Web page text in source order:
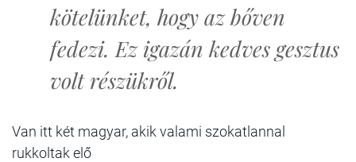
kötelünket, hogy az bőven
fedezi. Ez igazán kedves gesztus
volt részükről.
Van itt két magyar, akik valami szokatlannal
rukkoltak elő